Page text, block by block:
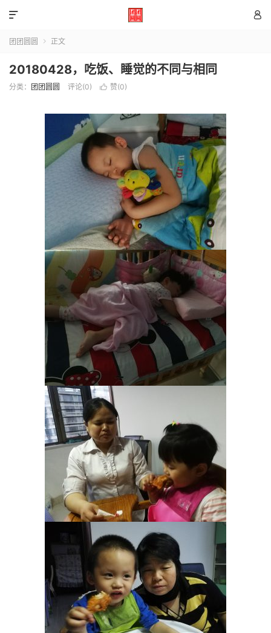


团团圆圆  正文
20180428，吃饭、睡觉的不同与相同
分类： 团团圆圆 评论(0)  赞(0)